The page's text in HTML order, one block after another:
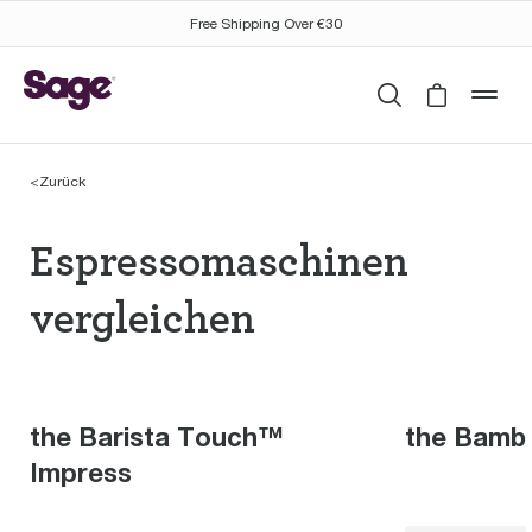
Free Shipping Over €30
SuchenCart is
<Zurück
Espressomaschinen
vergleichen
the Barista Touch™
Impress
the